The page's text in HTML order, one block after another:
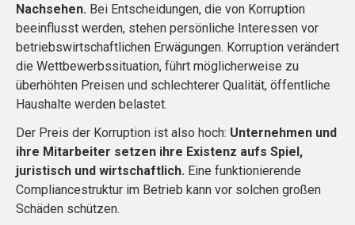
Nachsehen. Bei Entscheidungen, die von Korruption
beeinflusst werden, stehen persönliche Interessen vor
betriebswirtschaftlichen Erwägungen. Korruption verändert
die Wettbewerbssituation, führt möglicherweise zu
überhöhten Preisen und schlechterer Qualität, öffentliche
Haushalte werden belastet.
Der Preis der Korruption ist also hoch: Unternehmen und
ihre Mitarbeiter setzen ihre Existenz aufs Spiel,
juristisch und wirtschaftlich. Eine funktionierende
Compliancestruktur im Betrieb kann vor solchen großen
Schäden schützen.